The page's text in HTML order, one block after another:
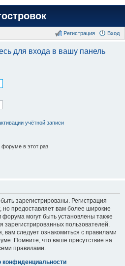
Вход
Регистрация
для входа в вашу панель
учётной записи
в этот раз
зарегистрированы. Регистрация
но предоставляет вам более широкие
могут быть установлены также
пользователей.
вам следует ознакомиться с правилами
Помните, что ваше присутствие на
правилами.
конфиденциальности